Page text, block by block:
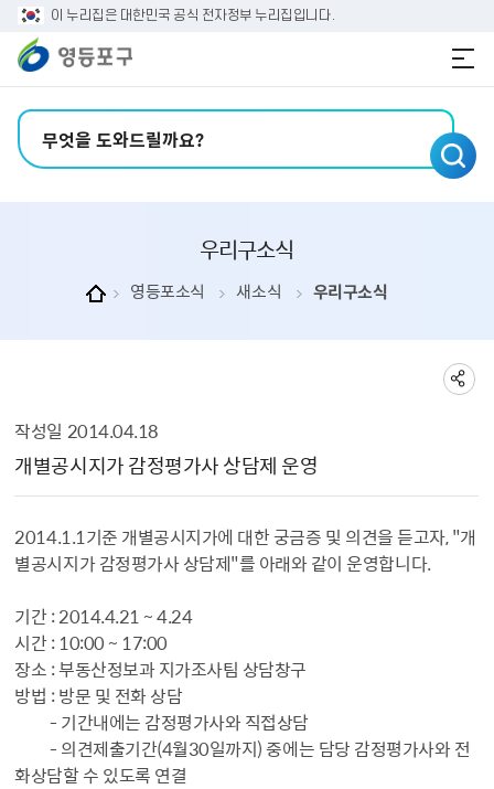
본문 바로가기
주메뉴 바로가기
이 누리집은 대한민국 공식 전자정부 누리집입니다.
우리구소식
영등포소식 새소식 우리구소식
작성일 2014.04.18
개별공시지가 감정평가사 상담제 운영
2014.1.1기준 개별공시지가에 대한 궁금증 및 의견을 듣고자, "개
별공시지가 감정평가사 상담제"를 아래와 같이 운영합니다.
기간 : 2014.4.21 ~ 4.24
시간 : 10:00 ~ 17:00
장소 : 부동산정보과 지가조사팀 상담창구
방법 : 방문 및 전화 상담
- 기간내에는 감정평가사와 직접상담
- 의견제출기간(4월30일까지) 중에는 담당 감정평가사와 전
화상담할 수 있도록 연결